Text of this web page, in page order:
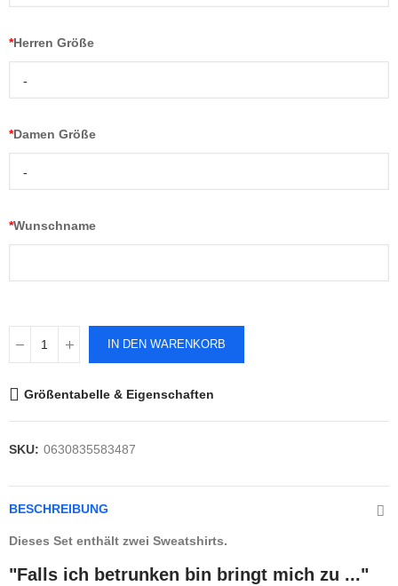
*Herren Größe
-
*Damen Größe
-
*Wunschname
IN DEN WARENKORB
Größentabelle & Eigenschaften
SKU: 0630835583487
BESCHREIBUNG
Dieses Set enthält zwei Sweatshirts.
"Falls ich betrunken bin bringt mich zu ..."